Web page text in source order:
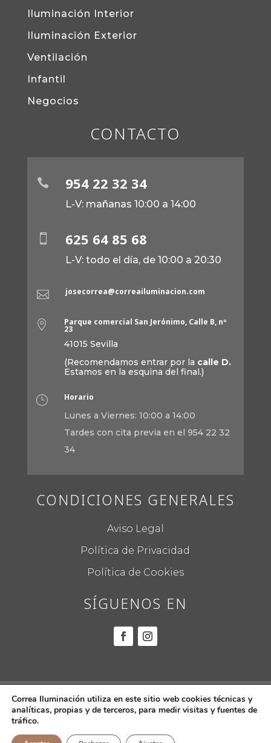
Iluminación Interior
Iluminación Exterior
Ventilación
Infantil
Negocios
CONTACTO
 954 22 32 34
L-V: mañanas 10:00 a 14:00
 625 64 85 68
L-V: todo el día, de 10:00 a 20:30
 josecorrea@correailuminacion.com
 Parque comercial San Jerónimo, Calle B, nº
23
41015 Sevilla
(Recomendamos entrar por la calle D.
Estamos en la esquina del final.)
} Horario
Lunes a Viernes: 10:00 a 14:00
Tardes con cita previa en el 954 22 32
34
CONDICIONES GENERALES
Aviso Legal
Política de Privacidad
Política de Cookies
SÍGUENOS EN
© 2022CORREA ILUMINACIÓN.Todos los
derechos reservados.
Correa Iluminación utiliza en este sitio web cookies técnicas y
analíticas, propias y de terceros, para medir visitas y fuentes de
tráfico.